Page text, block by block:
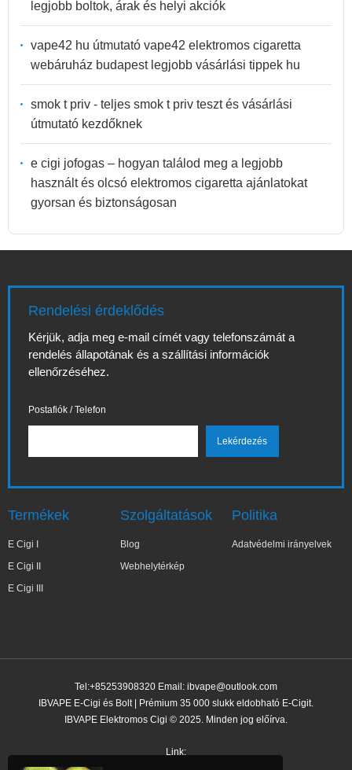
legjobb boltok, árak és helyi akciók
vape42 hu útmutató vape42 elektromos cigaretta
webáruház budapest legjobb vásárlási tippek hu
smok t priv - teljes smok t priv teszt és vásárlási
útmutató kezdőknek
e cigi jofogas – hogyan találod meg a legjobb
használt és olcsó elektromos cigaretta ajánlatokat
gyorsan és biztonságosan
Rendelési érdeklődés
Kérjük, adja meg e-mail címét vagy telefonszámát a
rendelés állapotának és a szállítási információk
ellenőrzéséhez.
Postafiók / Telefon
Termékek
E Cigi I
E Cigi II
E Cigi III
Szolgáltatások
Blog
Webhelytérkép
Politika
Adatvédelmi irányelvek
Tel:+85253908320 Email: ibvape@outlook.com
IBVAPE E-Cigi és Bolt | Prémium 35 000 slukk eldobható E-Cigit.
IBVAPE Elektromos Cigi © 2025. Minden jog előírva.
Link:
✕
Bar***ra